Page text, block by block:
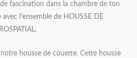
fascination dans la chambre de ton
l’ensemble de HOUSSE DE
notre housse de couette. Cette housse